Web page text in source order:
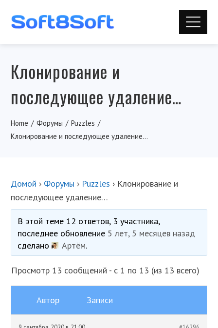
Клонирование и
последующее удаление…
Home Форумы
Puzzles
Клонирование и последующее удаление…
Домой › Форумы › Puzzles › Клонирование и
последующее удаление…
В этой теме 12 ответов, 3 участника,
последнее обновление 5 лет, 5 месяцев назад
сделано
Артём.
Просмотр 13 сообщений - с 1 по 13 (из 13 всего)
Автор Записи